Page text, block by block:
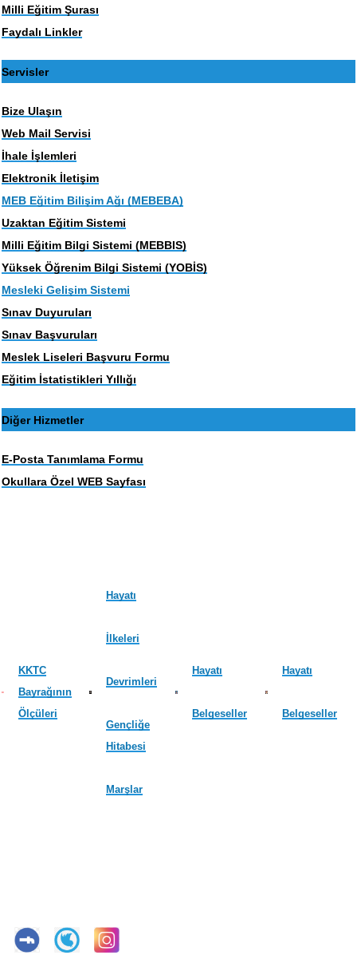
Milli Eğitim Şurası
Faydalı Linkler
Servisler
Bize Ulaşın
Web Mail Servisi
İhale İşlemleri
Elektronik İletişim
MEB Eğitim Bilişim Ağı (MEBEBA)
Uzaktan Eğitim Sistemi
Milli Eğitim Bilgi Sistemi (MEBBIS)
Yüksek Öğrenim Bilgi Sistemi (YOBİS)
Mesleki Gelişim Sistemi
Sınav Duyuruları
Sınav Başvuruları
Meslek Liseleri Başvuru Formu
Eğitim İstatistikleri Yıllığı
Diğer Hizmetler
E-Posta Tanımlama Formu
Okullara Özel WEB Sayfası
KKTC
Bayrağının
Ölçüleri
Hayatı
İlkeleri
Devrimleri
Gençliğe
Hitabesi
Marşlar
Hayatı
Belgeseller
Hayatı
Belgeseller